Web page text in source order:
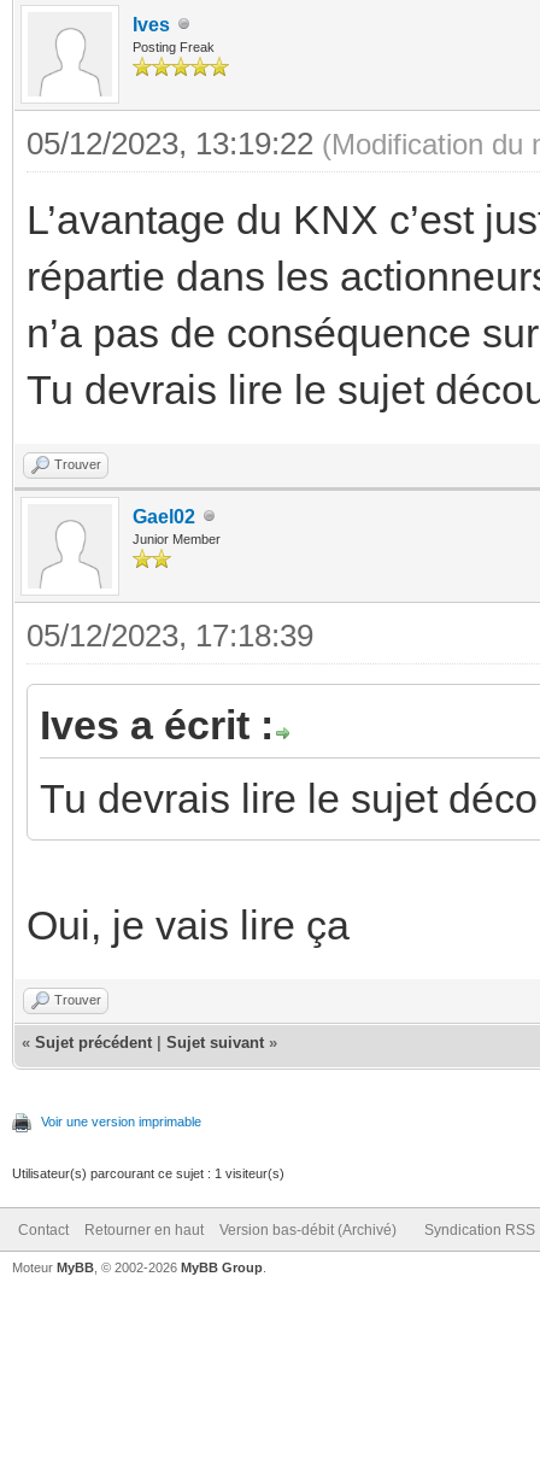
Ives
Posting Freak
05/12/2023, 13:19:22 (Modification du
L’avantage du KNX c’est
répartie dans les
n’a pas de conséquence
Tu devrais lire le sujet
Trouver
Gael02
Junior Member
05/12/2023, 17:18:39
Ives a écrit :
Tu devrais lire le sujet
Oui, je vais lire ça
Trouver
« Sujet précédent Sujet suivant »
Voir une version imprimable
Utilisateur(s) parcourant ce sujet : 1 visiteur(s)
Contact Retourner en haut Version bas-débit (Archivé) Syndication RSS
Moteur MyBB , © 2002-2026 MyBB Group